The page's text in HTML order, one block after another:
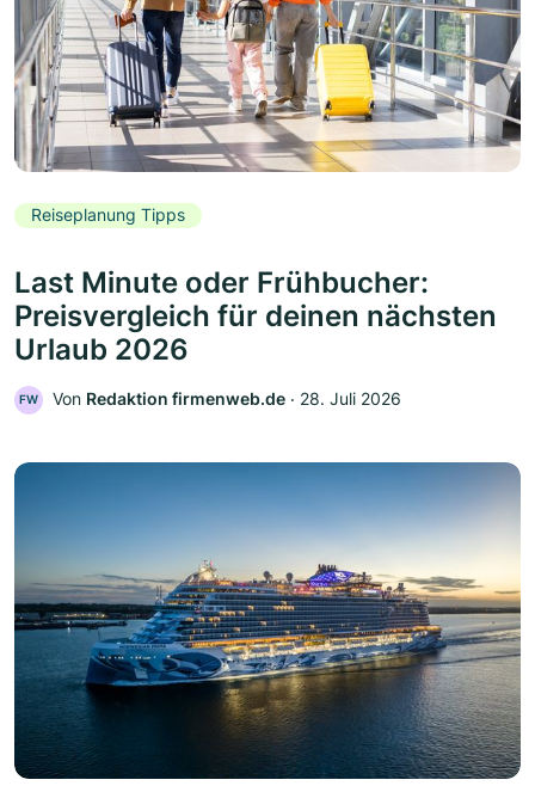
Reiseplanung Tipps
Last Minute oder Frühbucher:
Preisvergleich für deinen nächsten
Urlaub 2026
FW Von Redaktion firmenweb.de ‧ 28. Juli 2026